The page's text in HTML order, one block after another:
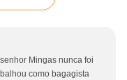
Mingas nunca foi
como bagagista